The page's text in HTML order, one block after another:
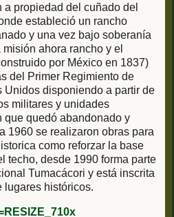
a propiedad del cuñado del
estableció un rancho
y una vez bajo soberanía
ahora rancho y el
por México en 1837)
del Primer Regimiento de
Unidos disponiendo a partir de
militares y unidades
que quedó abandonado y
1960 se realizaron obras para
como reforzar la base
techo, desde 1990 forma parte
Tumacácori y está inscrita
lugares históricos.